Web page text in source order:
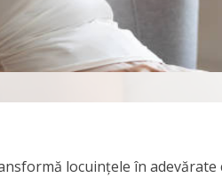
locuințele în adevărate